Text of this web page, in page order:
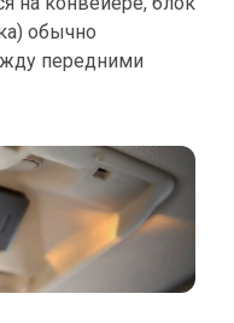
обычно
передними